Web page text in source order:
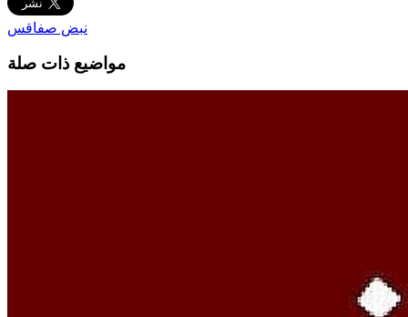
نبض صفاقس
مواضيع ذات صلة